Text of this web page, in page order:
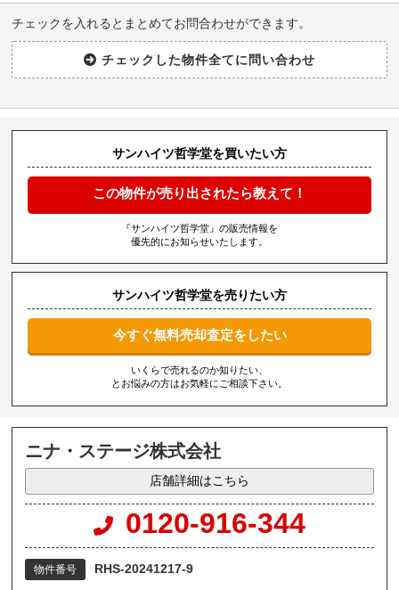
チェックを入れるとまとめてお問合わせができます。
サンハイツ哲学堂を買いたい方
この物件が売り出されたら教えて！
『サンハイツ哲学堂』の販売情報を
優先的にお知らせいたします。
サンハイツ哲学堂を売りたい方
今すぐ無料売却査定をしたい
いくらで売れるのか知りたい、
とお悩みの方はお気軽にご相談下さい。
ニナ・ステージ株式会社
店舗詳細はこちら
0120-916-344
物件番号 RHS-20241217-9